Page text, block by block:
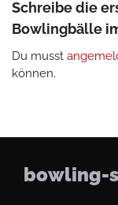
Schreibe die
Bowlingbälle
Du musst
können.
bowling-